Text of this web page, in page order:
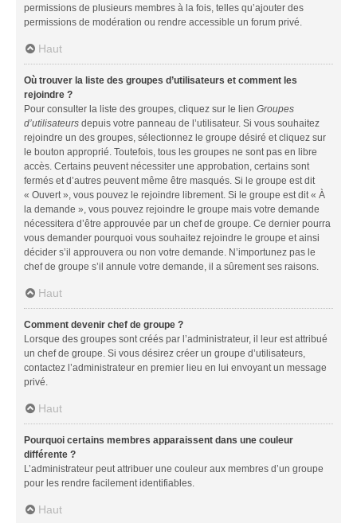
permissions de plusieurs membres à la fois, telles qu’ajouter des
permissions de modération ou rendre accessible un forum privé.
Haut
Où trouver la liste des groupes d’utilisateurs et comment les
rejoindre ?
Pour consulter la liste des groupes, cliquez sur le lien Groupes
d’utilisateurs depuis votre panneau de l’utilisateur. Si vous souhaitez
rejoindre un des groupes, sélectionnez le groupe désiré et cliquez sur
le bouton approprié. Toutefois, tous les groupes ne sont pas en libre
accès. Certains peuvent nécessiter une approbation, certains sont
fermés et d’autres peuvent même être masqués. Si le groupe est dit
« Ouvert », vous pouvez le rejoindre librement. Si le groupe est dit « À
la demande », vous pouvez rejoindre le groupe mais votre demande
nécessitera d’être approuvée par un chef de groupe. Ce dernier pourra
vous demander pourquoi vous souhaitez rejoindre le groupe et ainsi
décider s’il approuvera ou non votre demande. N’importunez pas le
chef de groupe s’il annule votre demande, il a sûrement ses raisons.
Haut
Comment devenir chef de groupe ?
Lorsque des groupes sont créés par l’administrateur, il leur est attribué
un chef de groupe. Si vous désirez créer un groupe d’utilisateurs,
contactez l’administrateur en premier lieu en lui envoyant un message
privé.
Haut
Pourquoi certains membres apparaissent dans une couleur
différente ?
L’administrateur peut attribuer une couleur aux membres d’un groupe
pour les rendre facilement identifiables.
Haut